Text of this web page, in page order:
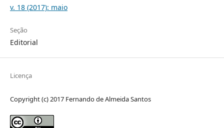
v. 18 (2017): maio
Seção
Editorial
Licença
Copyright (c) 2017 Fernando de Almeida Santos